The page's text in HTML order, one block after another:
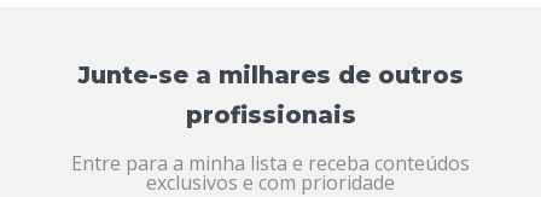
Junte-se a milhares de outros
profissionais
Entre para a minha lista e receba conteúdos
exclusivos e com prioridade